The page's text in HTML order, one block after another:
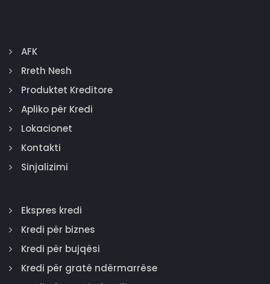
AFK
Rreth Nesh
Produktet Kreditore
Apliko për Kredi
Lokacionet
Kontakti
Sinjalizimi
Ekspres kredi
Kredi për biznes
Kredi për bujqësi
Kredi për gratë ndërmarrëse